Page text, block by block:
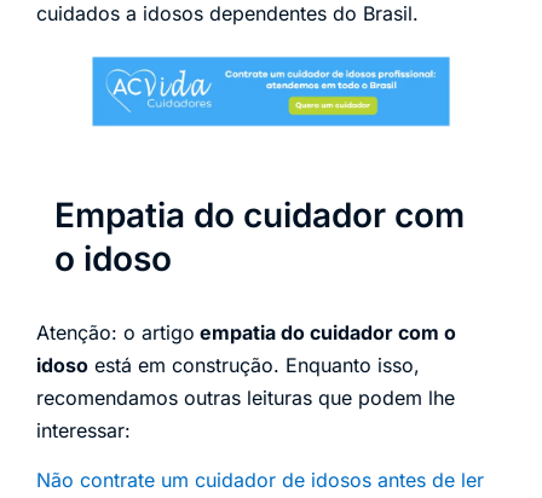
cuidados a idosos dependentes do Brasil.
Empatia do cuidador com
o idoso
Atenção: o artigo empatia do cuidador com o
idoso está em construção. Enquanto isso,
recomendamos outras leituras que podem lhe
interessar:
Não contrate um cuidador de idosos antes de ler